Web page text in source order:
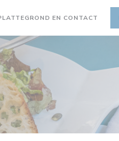
EN CONTACT